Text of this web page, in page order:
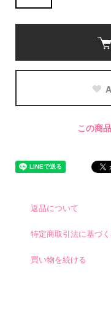
この商
返品について
特定商取引法に基づ
買い物を続ける